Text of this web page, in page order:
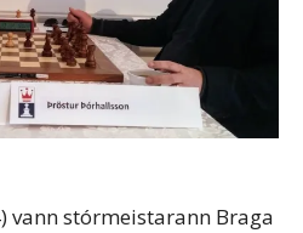
vann stórmeistarann Braga